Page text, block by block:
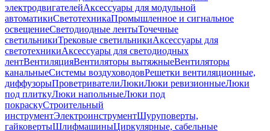
электродвигателейАксессуары для модульной
автоматикиСветотехникаПромышленное и сигнальное
освещениеСветодиодные лентыТочечные
светильникиТрековые светильникиАксессуары для
светотехникиАксессуары для светодиодных
лентВентиляцияВентиляторы вытяжныеВентиляторы
канальныеСистемы воздуховодовРешетки вентиляционные,
диффузорыПроветривателиЛюкиЛюки ревизионныеЛюки
под плиткуЛюки напольныеЛюки под
покраскуСтроительный
инструментЭлектроинструментШуруповерты,
гайковертыШлифмашиныЦиркулярные, сабельные